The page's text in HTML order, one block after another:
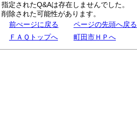
指定されたQ&Aは存在しませんでした。
削除された可能性があります。
前ぺージに戻る
ページの先頭へ戻る
ＦＡＱトップへ
町田市ＨＰへ